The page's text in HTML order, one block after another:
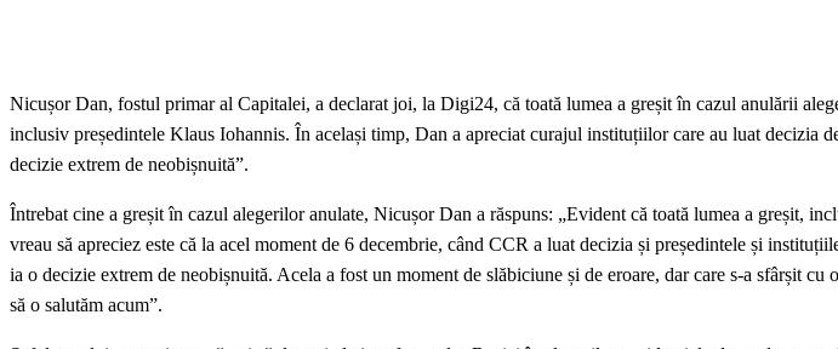
Nicușor Dan, fostul primar al Capitalei, a declarat joi, la Digi24, că toată lumea a greșit în cazul anulării
inclusiv președintele Klaus Iohannis. În același timp, Dan a apreciat curajul instituțiilor care au luat decizia
decizie extrem de neobișnuită”.
Întrebat cine a greșit în cazul alegerilor anulate, Nicușor Dan a răspuns: „Evident că toată lumea a greșit,
vreau să apreciez este că la acel moment de 6 decembrie, când CCR a luat decizia și președintele și
ia o decizie extrem de neobișnuită. Acela a fost un moment de slăbiciune și de eroare, dar care s-a sfârșit cu
să o salutăm acum”.